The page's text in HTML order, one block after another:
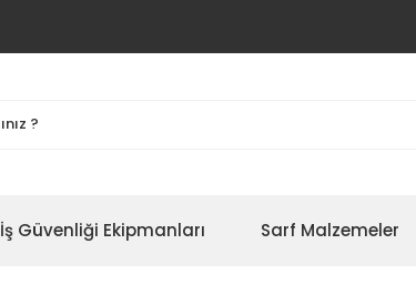
İş Güvenliği Ekipmanları Sarf Malzemeler